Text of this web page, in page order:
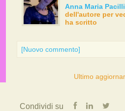
Anna Maria Pacilli
dell'autore per
ha scritto
[Nuovo commento]
Ultimo
Condividi su